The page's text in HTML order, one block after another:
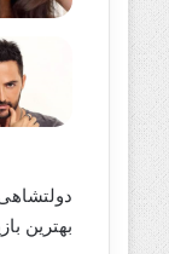
بهترین